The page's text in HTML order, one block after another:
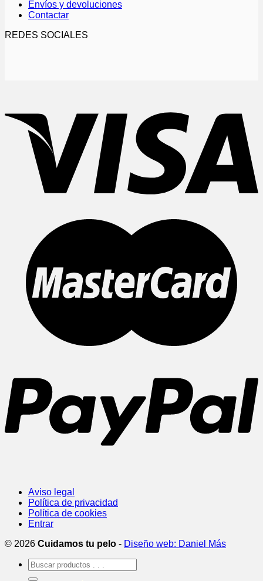
Envíos y devoluciones
Contactar
REDES SOCIALES
Aviso legal
Política de privacidad
Política de cookies
Entrar
© 2026 Cuidamos tu pelo - Diseño web: Daniel Más
Buscar
por: